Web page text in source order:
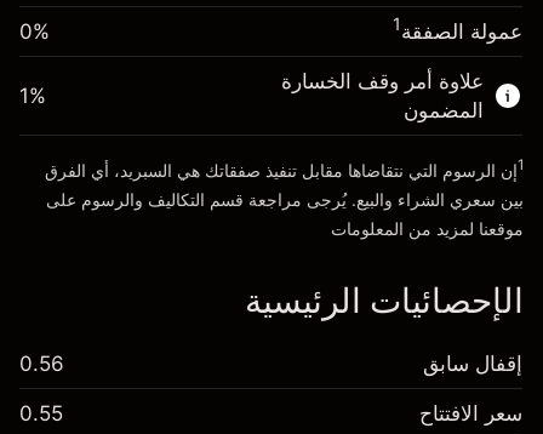
الذهاب إلى المنصة
المال من الرافعة المالية ~$19,000.00
الذهاب إلى المنصة
عمولة الصفقة1
0%
علاوة أمر وقف الخسارة
المضمون
1%
1إن الرسوم التي نتقاضاها مقابل تنفيذ صفقاتك هي السبريد، أي الفرق
بين سعري الشراء والبيع. يُرجى مراجعة قسم التكاليف والرسوم على
موقعنا لمزيد من المعلومات
الإحصائيات الرئيسية
إقفال سابق 0.56
سعر الافتتاح 0.55